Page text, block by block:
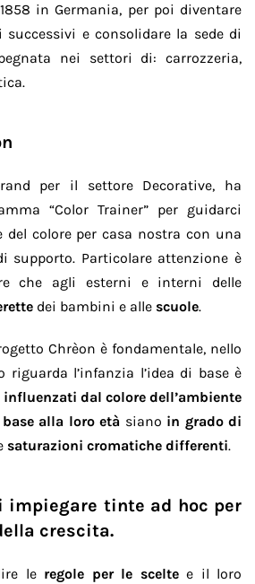
in Germania, per poi diventare
e consolidare la sede di
nei settori di: carrozzeria,
per il settore Decorative, ha
“Color Trainer” per guidarci
del colore per casa nostra con una
supporto. Particolare attenzione è
che agli esterni e interni delle
dei bambini e alle scuole.
Chrèon è fondamentale, nello
riguarda l’infanzia l’idea di base è
influenzati dal colore dell’ambiente
alla loro età siano in grado di
saturazioni cromatiche differenti.
impiegare tinte ad hoc per
crescita.
le regole per le sceltee il loro